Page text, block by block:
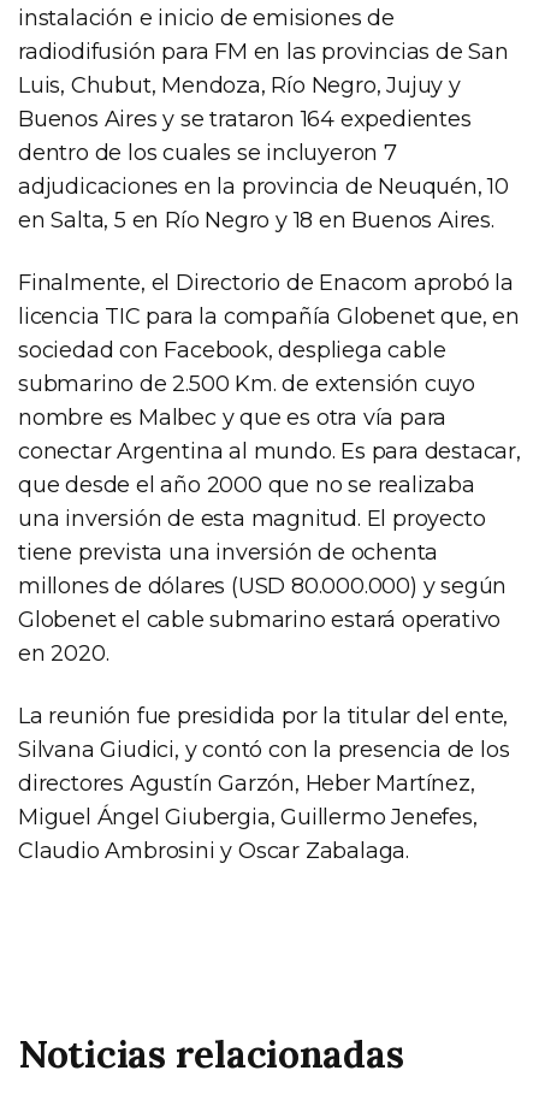
instalación e inicio de emisiones de
radiodifusión para FM en las provincias de San
Luis, Chubut, Mendoza, Río Negro, Jujuy y
Buenos Aires y se trataron 164 expedientes
dentro de los cuales se incluyeron 7
adjudicaciones en la provincia de Neuquén, 10
en Salta, 5 en Río Negro y 18 en Buenos Aires.
Finalmente, el Directorio de Enacom aprobó la
licencia TIC para la compañía Globenet que, en
sociedad con Facebook, despliega cable
submarino de 2.500 Km. de extensión cuyo
nombre es Malbec y que es otra vía para
conectar Argentina al mundo. Es para destacar,
que desde el año 2000 que no se realizaba
una inversión de esta magnitud. El proyecto
tiene prevista una inversión de ochenta
millones de dólares (USD 80.000.000) y según
Globenet el cable submarino estará operativo
en 2020.
La reunión fue presidida por la titular del ente,
Silvana Giudici, y contó con la presencia de los
directores Agustín Garzón, Heber Martínez,
Miguel Ángel Giubergia, Guillermo Jenefes,
Claudio Ambrosini y Oscar Zabalaga.
Noticias relacionadas